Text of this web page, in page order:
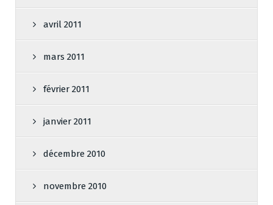
avril 2011
mars 2011
février 2011
janvier 2011
décembre 2010
novembre 2010